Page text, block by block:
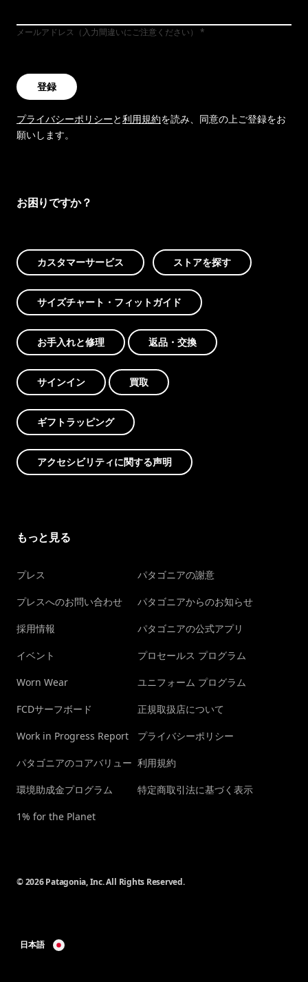
メールアドレス（入力間違いにご注意ください）
登録
プライバシーポリシーと利用規約を読み、同意の上ご登録をお
願いします。
お困りですか？
カスタマーサービス ストアを探す
サイズチャート・フィットガイド
お手入れと修理 返品・交換
サインイン 買取
ギフトラッピング
アクセシビリティに関する声明
もっと見る
プレス
プレスへのお問い合わせ
採用情報
イベント
Worn Wear
FCDサーフボード
Work in Progress Report
パタゴニアのコアバリュー
環境助成金プログラム
1% for the Planet
パタゴニアの謝意
パタゴニアからのお知らせ
パタゴニアの公式アプリ
プロセールス プログラム
ユニフォーム プログラム
正規取扱店について
プライバシーポリシー
利用規約
特定商取引法に基づく表示
© 2026 Patagonia, Inc. All Rights Reserved.
日本語